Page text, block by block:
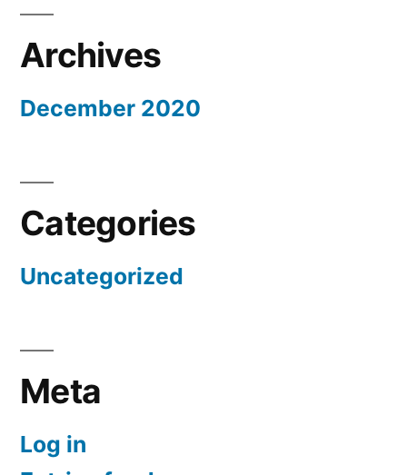
Archives
December 2020
Categories
Uncategorized
Meta
Log in